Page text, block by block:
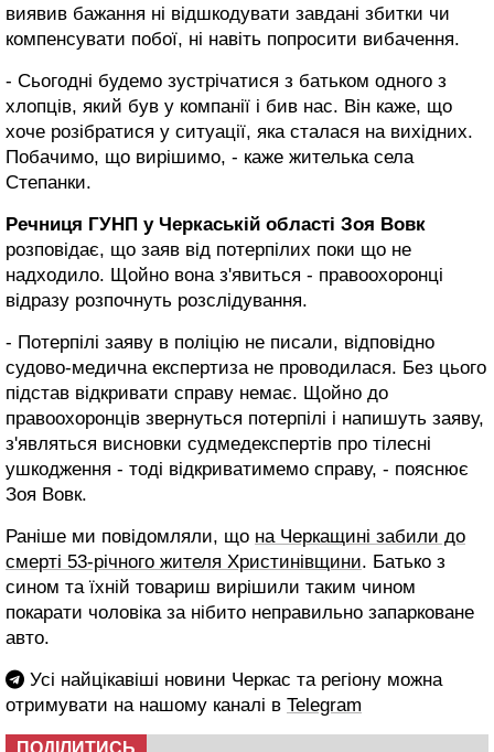
виявив бажання ні відшкодувати завдані збитки чи
компенсувати побої, ні навіть попросити вибачення.
- Сьогодні будемо зустрічатися з батьком одного з
хлопців, який був у компанії і бив нас. Він каже, що
хоче розібратися у ситуації, яка сталася на вихідних.
Побачимо, що вирішимо, - каже жителька села
Степанки.
Речниця ГУНП у Черкаській області Зоя Вовк
розповідає, що заяв від потерпілих поки що не
надходило. Щойно вона з'явиться - правоохоронці
відразу розпочнуть розслідування.
- Потерпілі заяву в поліцію не писали, відповідно
судово-медична експертиза не проводилася. Без цього
підстав відкривати справу немає. Щойно до
правоохоронців звернуться потерпілі і напишуть заяву,
з'являться висновки судмедекспертів про тілесні
ушкодження - тоді відкриватимемо справу, - пояснює
Зоя Вовк.
Раніше ми повідомляли, що на Черкащині забили до
смерті 53-річного жителя Христинівщини. Батько з
сином та їхній товариш вирішили таким чином
покарати чоловіка за нібито неправильно запарковане
авто.
Усі найцікавіші новини Черкас та регіону можна
отримувати на нашому каналі в Telegram
ПОДІЛИТИСЬ